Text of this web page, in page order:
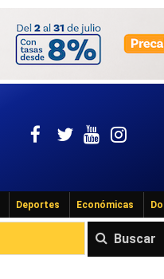
Deportes Económicas
Buscar